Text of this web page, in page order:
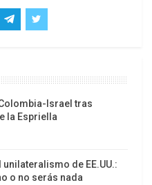
circunstancias nunca
de ninguno y
hoy se ha dado en
Israel tras
la Espriella
de EE.UU.:
o no serás nada